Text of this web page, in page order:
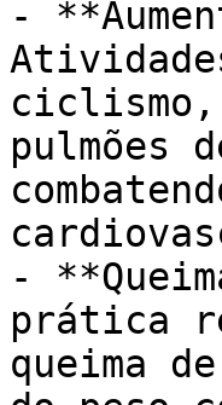
-
ciclismo,
pulmões
-
prática
queima